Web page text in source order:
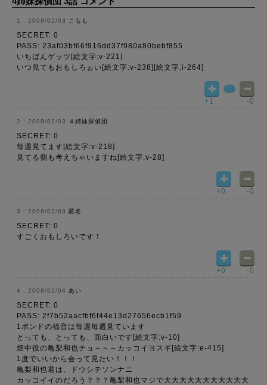
2008/02/03 こもも
SECRET: 0
PASS: 23af03bf66f916dd37f980a80bebf855
いちばんゲッツ[絵文字:v-221]
いつ見てもおもしろぉい[絵文字:v-238][絵文字:i-264]
+1 -0
2008/02/03 ４姉妹探偵団
SECRET: 0
毎週見てます[絵文字:v-218]
見てる側も考えちゃいますね[絵文字:v-28]
+0 -0
2008/02/03 匿名
SECRET: 0
すごくおもしろいです！
+0 -0
2008/02/04 あい
SECRET: 0
PASS: 2f7b52aacfbf6f44e13d27656ecb1f59
1ポンドの福音は毎週毎週見ています
とっても、とっても、面白いです[絵文字:v-10]
畑中役の亀梨和也チョ～～～カッコイヨスギ[絵文字:e-415]
1度でいいから会って見たい！！！
亀梨和也君は、ドウシテソンナニ
カッコイイのだろう？？？亀梨和也マジで大大大大大大大大大大大